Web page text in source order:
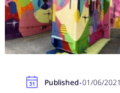
Published·01/06/2021